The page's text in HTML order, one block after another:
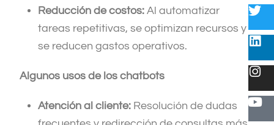
Reducción de costos: Al automatizar
tareas repetitivas, se optimizan recursos y
se reducen gastos operativos.
Algunos usos de los chatbots
Atención al cliente: Resolución de dudas